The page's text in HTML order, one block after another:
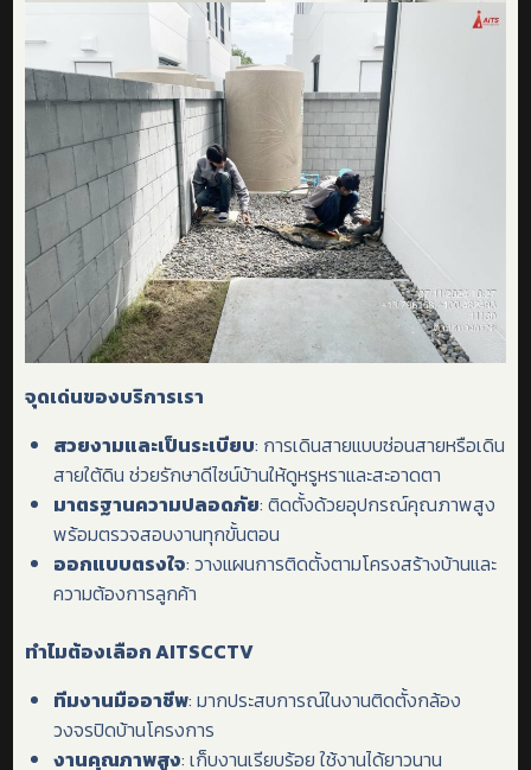
จุดเด่นของบริการเรา
สวยงามและเป็นระเบียบ: การเดินสายแบบซ่อนสายหรือเดิน
สายใต้ดิน ช่วยรักษาดีไซน์บ้านให้ดูหรูหราและสะอาดตา
มาตรฐานความปลอดภัย: ติดตั้งด้วยอุปกรณ์คุณภาพสูง
พร้อมตรวจสอบงานทุกขั้นตอน
ออกแบบตรงใจ: วางแผนการติดตั้งตามโครงสร้างบ้านและ
ความต้องการลูกค้า
ทำไมต้องเลือกAITSCCTV
ทีมงานมืออาชีพ: มากประสบการณ์ในงานติดตั้งกล้อง
วงจรปิดบ้านโครงการ
งานคุณภาพสูง: เก็บงานเรียบร้อย ใช้งานได้ยาวนาน